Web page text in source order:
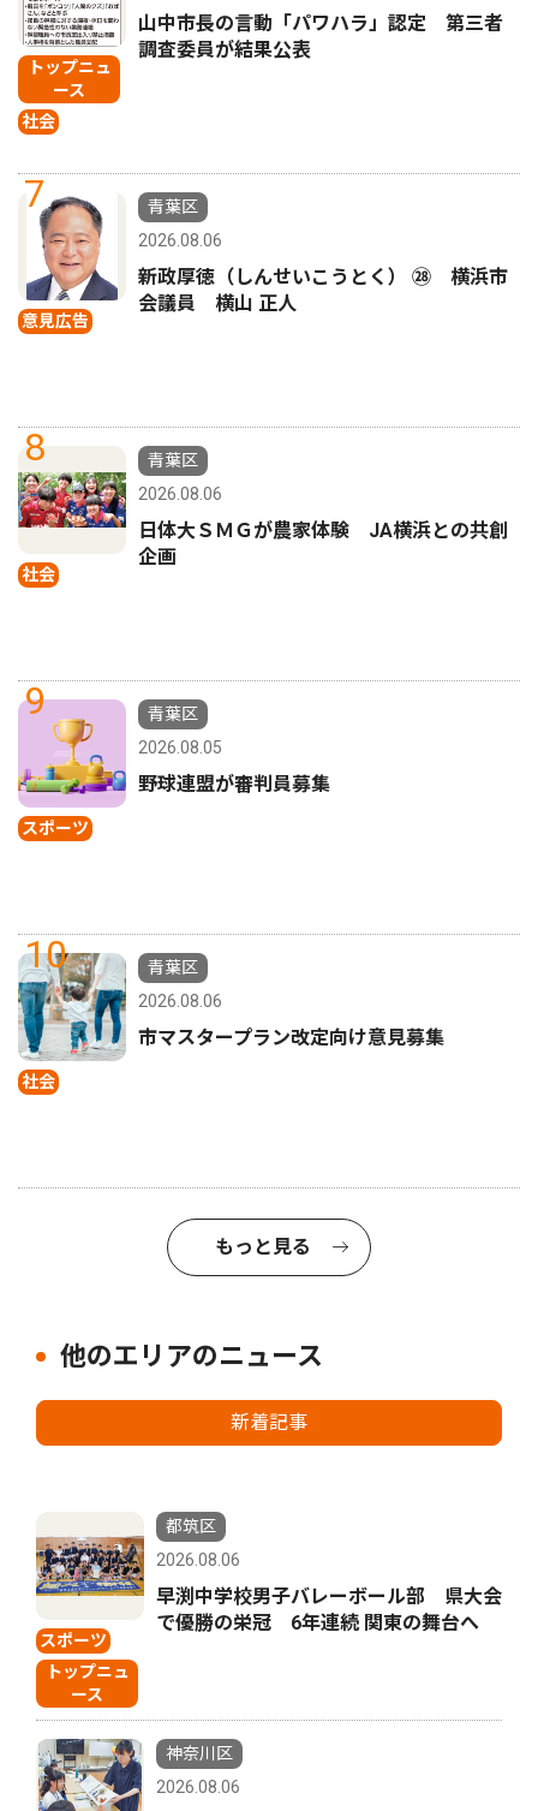
トップニュ
ース
社会
山中市長の言動「パワハラ」認定 第三者
調査委員が結果公表
7
意見広告
青葉区
2026.08.06
新政厚徳（しんせいこうとく） ㉘ 横浜市
会議員 横山 正人
8
社会
青葉区
2026.08.06
日体大ＳＭＧが農家体験 JA横浜との共創
企画
9
スポーツ
青葉区
2026.08.05
野球連盟が審判員募集
10
社会
青葉区
2026.08.06
市マスタープラン改定向け意見募集
もっと見る
他のエリアのニュース
新着記事
スポーツ
トップニュ
ース
都筑区
2026.08.06
早渕中学校男子バレーボール部 県大会
で優勝の栄冠 6年連続 関東の舞台へ
神奈川区
2026.08.06